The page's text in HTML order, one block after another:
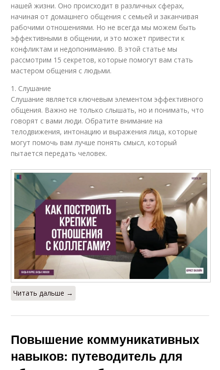
нашей жизни. Оно происходит в различных сферах,
начиная от домашнего общения с семьей и заканчивая
рабочими отношениями. Но не всегда мы можем быть
эффективными в общении, и это может привести к
конфликтам и недопониманию. В этой статье мы
рассмотрим 15 секретов, которые помогут вам стать
мастером общения с людьми.
1. Слушание
Слушание является ключевым элементом эффективного
общения. Важно не только слышать, но и понимать, что
говорят с вами люди. Обратите внимание на
телодвижения, интонацию и выражения лица, которые
могут помочь вам лучше понять смысл, который
пытается передать человек.
Читать дальше →
Повышение коммуникативных
навыков: путеводитель для